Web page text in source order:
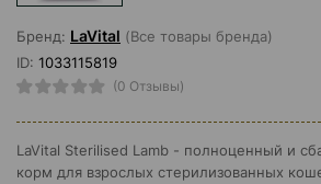
Бренд: LaVital (Все товары бренда)
ID: 1033115819
(0 Отзывы)
LaVital Sterilised Lamb - полноценный и
корм для взрослых стерилизованных